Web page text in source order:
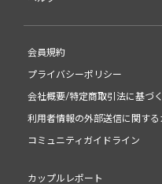
会員規約
プライバシーポリシー
会社概要/特定商取引法に基づ
利用者情報の外部送信に関する
コミュニティガイドライン
カップルレポート